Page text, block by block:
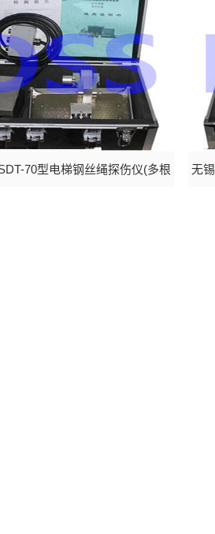
70型电梯钢丝绳探伤仪(多根 无